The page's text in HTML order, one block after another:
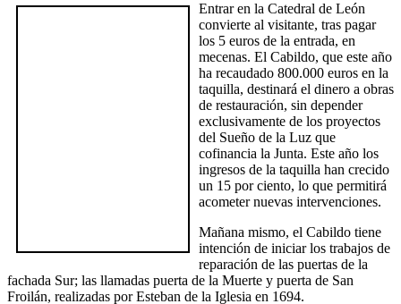
Entrar en la Catedral de León
convierte al visitante, tras pagar
los 5 euros de la entrada, en
mecenas. El Cabildo, que este año
ha recaudado 800.000 euros en la
taquilla, destinará el dinero a obras
de restauración, sin depender
exclusivamente de los proyectos
del Sueño de la Luz que
cofinancia la Junta. Este año los
ingresos de la taquilla han crecido
un 15 por ciento, lo que permitirá
acometer nuevas intervenciones.
Mañana mismo, el Cabildo tiene
intención de iniciar los trabajos de
reparación de las puertas de la
fachada Sur; las llamadas puerta de la Muerte y puerta de San
Froilán, realizadas por Esteban de la Iglesia en 1694.